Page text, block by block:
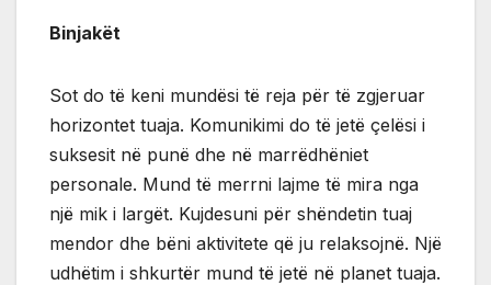
Binjakët
Sot do të keni mundësi të reja për të zgjeruar
horizontet tuaja. Komunikimi do të jetë çelësi i
suksesit në punë dhe në marrëdhëniet
personale. Mund të merrni lajme të mira nga
një mik i largët. Kujdesuni për shëndetin tuaj
mendor dhe bëni aktivitete që ju relaksojnë. Një
udhëtim i shkurtër mund të jetë në planet tuaja.